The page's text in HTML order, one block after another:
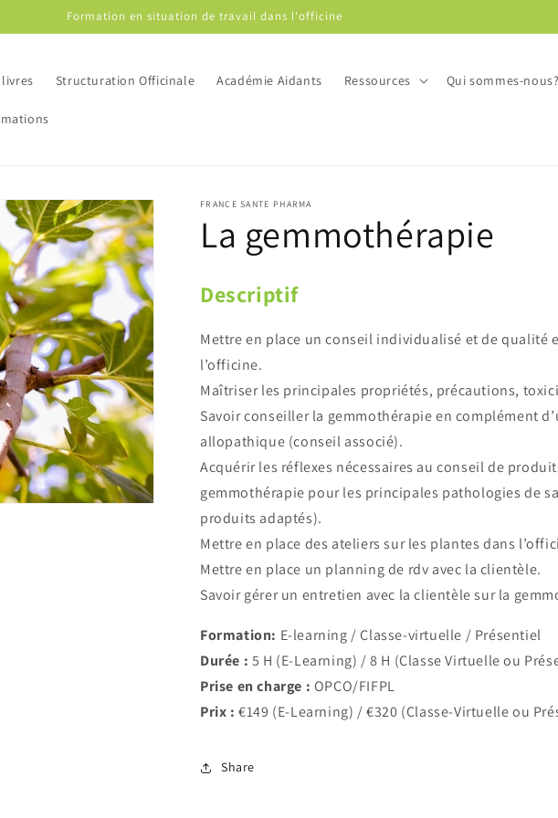
Formation en situation de travail dans l'officine
livres Structuration Officinale Académie Aidants Ressources Qui sommes-nous?
FRANCE SANTE PHARMA
La gemmothérapie
Descriptif
Mettre en place un conseil individualisé et de qualité
l’officine.
Maîtriser les principales propriétés, précautions,
Savoir conseiller la gemmothérapie en complément
allopathique (conseil associé).
Acquérir les réflexes nécessaires au conseil de
gemmothérapie pour les principales pathologies de
produits adaptés).
Mettre en place des ateliers sur les plantes dans
Mettre en place un planning de rdv avec la clientèle.
Savoir gérer un entretien avec la clientèle sur la
Formation: E-learning / Classe-virtuelle / Présentiel
Durée : 5 H (E-Learning) / 8 H (Classe Virtuelle ou
Prise en charge : OPCO/FIFPL
Prix : €149 (E-Learning) / €320 (Classe-Virtuelle ou
Share